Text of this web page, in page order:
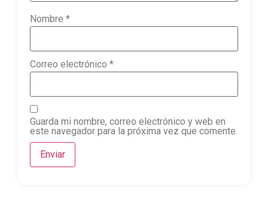
Nombre *
Correo electrónico *
Guarda mi nombre, correo electrónico y web en
este navegador para la próxima vez que comente.